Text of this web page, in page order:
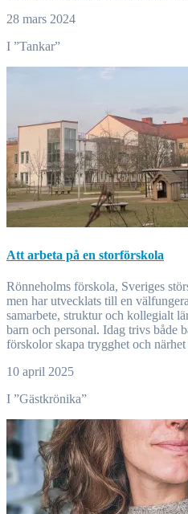
28 mars 2024
I ”Tankar”
Att arbeta på en storförskola
Rönneholms förskola, Sveriges största, började som en utmaning
men har utvecklats till en
samarbete, struktur och kollegialt
barn och personal. Idag trivs både
förskolor skapa trygghet och
10 april 2025
I ”Gästkrönika”